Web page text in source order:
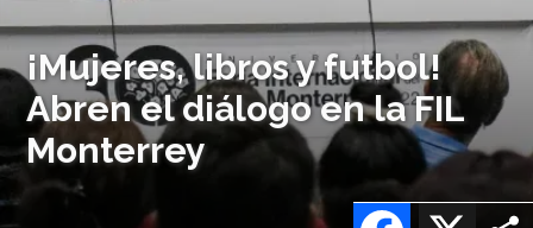
¡Mujeres, libros y futbol!
Abren el diálogo en la FIL
Monterrey
X
Facebook